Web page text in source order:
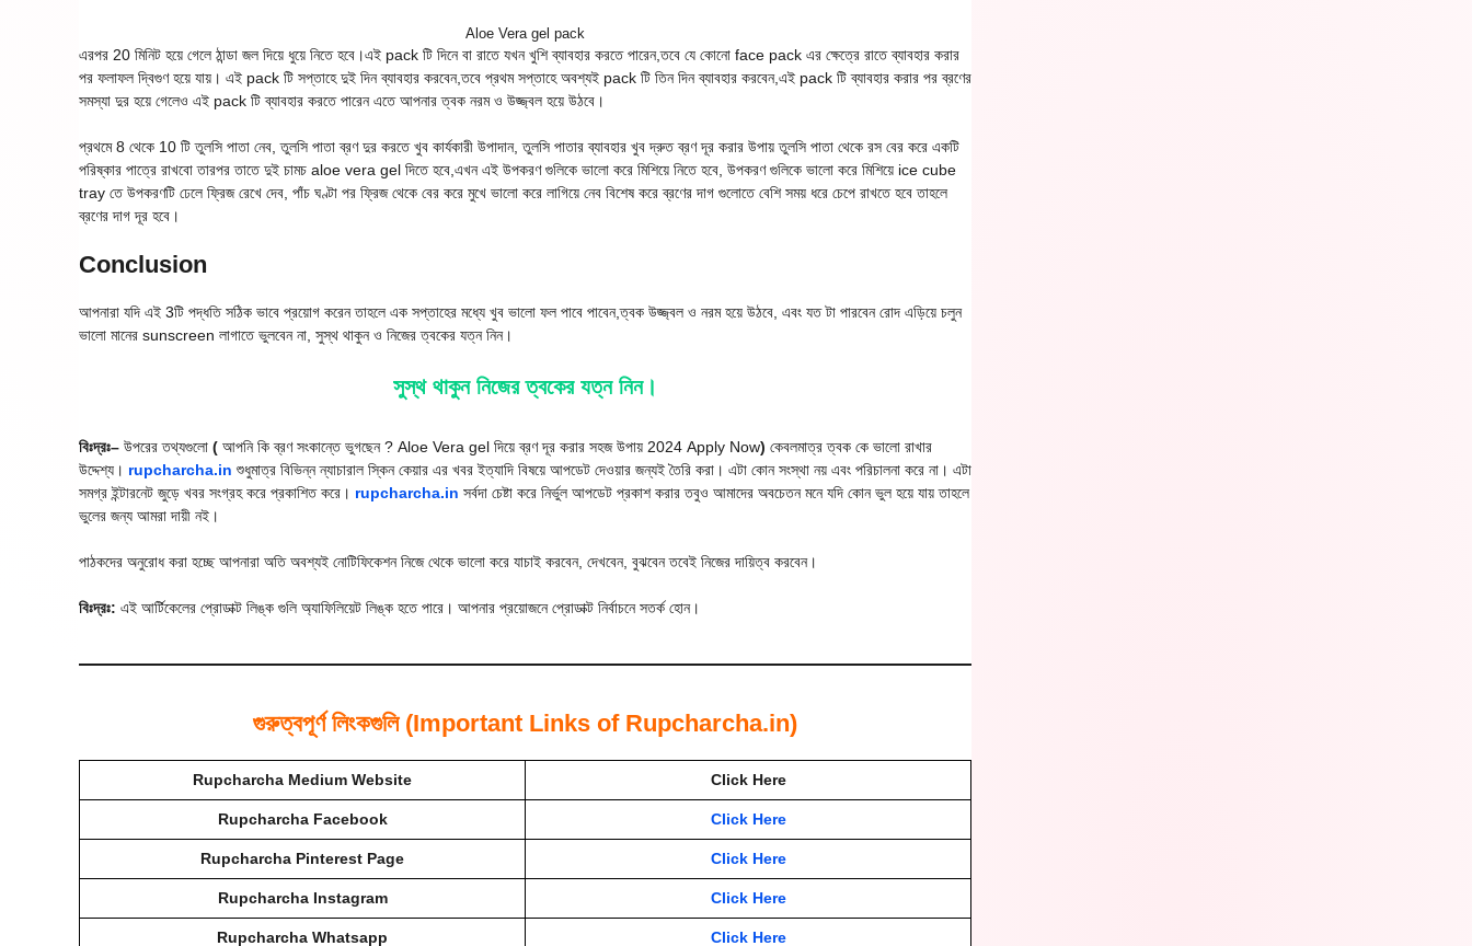
Aloe Vera gel pack
এরপর 20 মিনিট হয়ে গেলে ঠান্ডা জল দিয়ে ধুয়ে নিতে হবে।এই pack টি দিনে বা রাতে যখন খুশি ব্যাবহার করতে পারেন,তবে যে কোনো face pack এর ক্ষেত্রে রাতে ব্যাবহার করার
পর ফলাফল দ্বিগুণ হয়ে যায়। এই pack টি সপ্তাহে দুই দিন ব্যাবহার করবেন,তবে প্রথম সপ্তাহে অবশ্যই pack টি তিন দিন ব্যাবহার করবেন,এই pack টি ব্যাবহার করার পর ব্রণের
সমস্যা দুর হয়ে গেলেও এই pack টি ব্যাবহার করতে পারেন এতে আপনার ত্বক নরম ও উজ্জ্বল হয়ে উঠবে।
প্রথমে 8 থেকে 10 টি তুলসি পাতা নেব, তুলসি পাতা ব্রণ দুর করতে খুব কার্যকারী উপাদান, তুলসি পাতার ব্যাবহার খুব দ্রুত ব্রণ দূর করার উপায় তুলসি পাতা থেকে রস বের করে একটি
পরিষ্কার পাত্রে রাখবো তারপর তাতে দুই চামচ aloe vera gel দিতে হবে,এখন এই উপকরণ গুলিকে ভালো করে মিশিয়ে নিতে হবে, উপকরণ গুলিকে ভালো করে মিশিয়ে ice cube
tray তে উপকরণটি ঢেলে ফ্রিজ রেখে দেব, পাঁচ ঘণ্টা পর ফ্রিজ থেকে বের করে মুখে ভালো করে লাগিয়ে নেব বিশেষ করে ব্রণের দাগ গুলোতে বেশি সময় ধরে চেপে রাখতে হবে তাহলে
ব্রণের দাগ দূর হবে।
Conclusion
আপনারা যদি এই 3টি পদ্ধতি সঠিক ভাবে প্রয়োগ করেন তাহলে এক সপ্তাহের মধ্যে খুব ভালো ফল পাবে পাবেন,ত্বক উজ্জ্বল ও নরম হয়ে উঠবে, এবং যত টা পারবেন রোদ এড়িয়ে চলুন
ভালো মানের sunscreen লাগাতে ভুলবেন না, সুস্থ থাকুন ও নিজের ত্বকের যত্ন নিন।
সুস্থ থাকুন নিজের ত্বকের যত্ন নিন।
বিঃদ্রঃ– উপরের তথ্যগুলো ( আপনি কি ব্রণ সংকান্তে ভুগছেন ? Aloe Vera gel দিয়ে ব্রণ দূর করার সহজ উপায় 2024 Apply Now) কেবলমাত্র ত্বক কে ভালো রাখার
উদ্দেশ্য। rupcharcha.in শুধুমাত্র বিভিন্ন ন্যাচারাল স্কিন কেয়ার এর খবর ইত্যাদি বিষয়ে আপডেট দেওয়ার জন্যই তৈরি করা। এটা কোন সংস্থা নয় এবং পরিচালনা করে না। এটা
সমগ্র ইন্টারনেট জুড়ে খবর সংগ্রহ করে প্রকাশিত করে। rupcharcha.in সর্বদা চেষ্টা করে নির্ভুল আপডেট প্রকাশ করার তবুও আমাদের অবচেতন মনে যদি কোন ভুল হয়ে যায় তাহলে
ভুলের জন্য আমরা দায়ী নই।
পাঠকদের অনুরোধ করা হচ্ছে আপনারা অতি অবশ্যই নোটিফিকেশন নিজে থেকে ভালো করে যাচাই করবেন, দেখবেন, বুঝবেন তবেই নিজের দায়িত্ব করবেন।
বিঃদ্রঃ: এই আর্টিকেলের প্রোডাক্ট লিঙ্ক গুলি অ্যাফিলিয়েট লিঙ্ক হতে পারে। আপনার প্রয়োজনে প্রোডাক্ট নির্বাচনে সতর্ক হোন।
গুরুত্বপূর্ণ লিংকগুলি (Important Links of Rupcharcha.in)
Rupcharcha Medium Website Click Here
Rupcharcha Facebook Click Here
Rupcharcha Pinterest Page Click Here
Rupcharcha Instagram Click Here
Rupcharcha Whatsapp Click Here